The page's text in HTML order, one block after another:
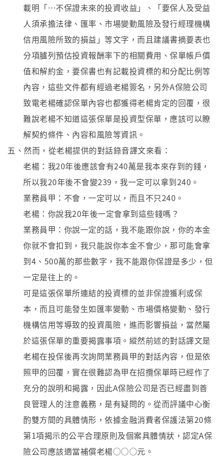
載明「…不保證未來的投資收益」、「要保人及受益
人須承擔法律、匯率、市場變動風險及發行經理機構
信用風險所致的損益」等文字，而且建議書摘要表也
分項臚列預估投資報酬率下的相關費用、保單帳戶價
值和解約金，要保書也有記載投資標的和分配比例等
內容，這些文件都有經過老楊簽名，另外A保險公司
致電老楊確認保單內容也都獲得老楊肯定的回覆，很
難說老楊不知道這張保單是投資型保單，應該可以瞭
解契約條件、內容和風險等資訊。
五、然而，從老楊提供的對話錄音譯文來看：
老楊：我20年後應該會有240萬是我本來存到的錢，
所以我20年後不會變239，我一定可以拿到240。
業務員甲：不會，一定可以，而且不只240。
老楊：你說我20年後一定會拿到這些錢嗎？
業務員甲：你說一定的話，我不能跟你說，你的本金
你就不會扣到，我只能說你本金不會少，那可能會拿
到4、500萬的那些數字，我不能跟你保證是多少，但
一定是往上的。
可是這張保單所連結的投資標的並非保證獲利或保
本，而且可能發生如匯率變動、市場價格變動、發行
機構信用等導致的投資風險，進而影響損益，當然屬
於這張保單的重要揭露事項。縱然前述的對話譯文是
老楊在投保後再次詢問業務員甲的對話內容，但是依
照甲的回覆，實在很難認為甲在招攬保單時已經作了
充分的說明和揭露，因此A保險公司是否已經盡到善
良管理人的注意義務，是有疑問的。從而評議中心衡
酌雙方間的具體情形，依據金融消費者保護法第20條
第1項揭示的公平合理原則及個案具體情狀，認定A保
險公司應該適當補償老楊○○○元。